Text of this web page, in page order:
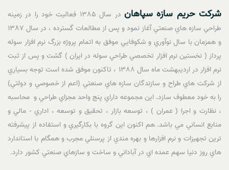
شرکت حريم سازه سپاهان
در سال 1385 فعاليت خود را در زمينه
طراحي سازه هاي صنعتي آغاز نمود و پس از مطالعات گسترده ، در سال 1387
و همزمان با سال نوآوري و شکوفايي موفق به اتمام پروژه بزرگ نرم افزار سوله
پرداز ( نخستين نرم افزار تخصصي طراحي سوله در ايران ) گشت و پس از ثبت
نرم افزار در ارديبهشت ماه سال 1388 ، تاکنون موفق شده است توجه بسياري
از شرکت هاي طراح و سازندگان سازه هاي صنعتي (اعم از خصوصي و دولتي)
را به خود معطوف سازد. اين مجموعه داراي پنج واحد مجزاي طراحي و محاسبه
، نظارت و اجرا ( عمران ) ، توسعه بازار ، تحقيق و توسعه ، اداري - مالي و
منابع انساني مي باشد. هم اکنون اين گروه با بکارگيري و استفاده از پيشرفته
ترين تجهيزات و نرم افزارها و بهره مندي از پرسنلي مجرب و همگام با استاندارد
هاي روز دنيا سهم عمده اي در آباداني و ساخت و سازهاي صنعتي کشور دارد.